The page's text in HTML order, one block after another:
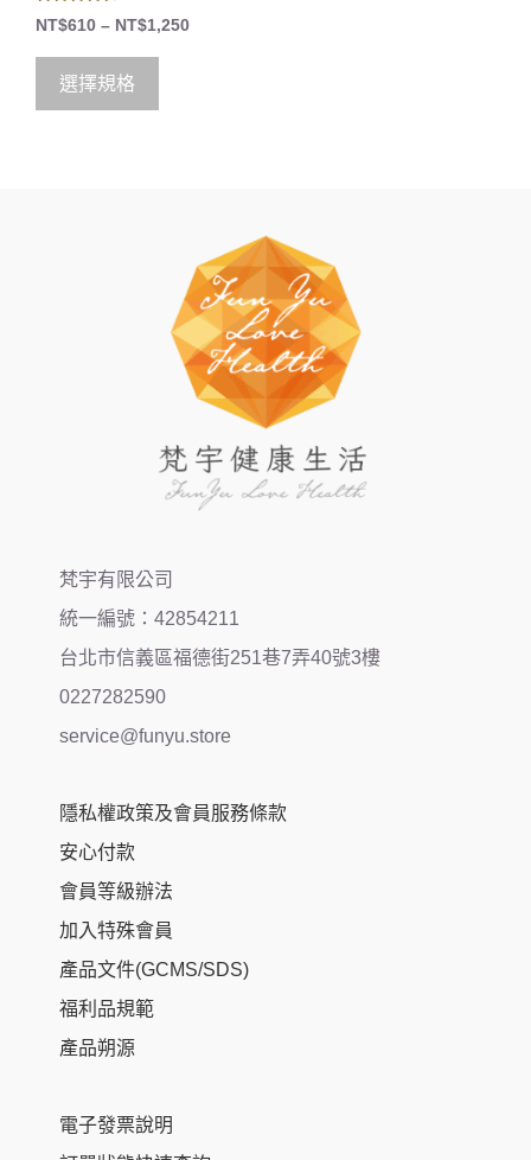
4.33
out of 5
NT$610 – NT$1,250
選擇規格
梵宇有限公司
統一編號：42854211
台北市信義區福德街251巷7弄40號3樓
0227282590
service@funyu.store
隱私權政策及會員服務條款
安心付款
會員等級辦法
加入特殊會員
產品文件(GCMS/SDS)
福利品規範
產品朔源
電子發票說明